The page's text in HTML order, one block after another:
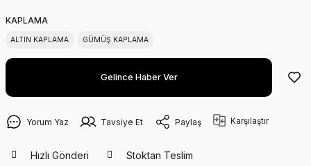
KAPLAMA
ALTIN KAPLAMA GÜMÜŞ KAPLAMA
Gelince Haber Ver
Yorum Yaz Tavsiye Et Paylaş Karşılaştır
Hızlı Gönderi Stoktan Teslim